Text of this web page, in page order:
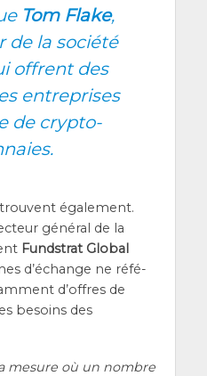
Tom Flake,
de la socié­té
offrent des
entre­prises
de crypto-
éga­le­ment.
géné­ral de la
Fund­strat Glo­bal
d’é­change ne réfé­
d’offres de
besoins des
mesure où un nombre